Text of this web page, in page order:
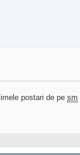
postari de pe sm